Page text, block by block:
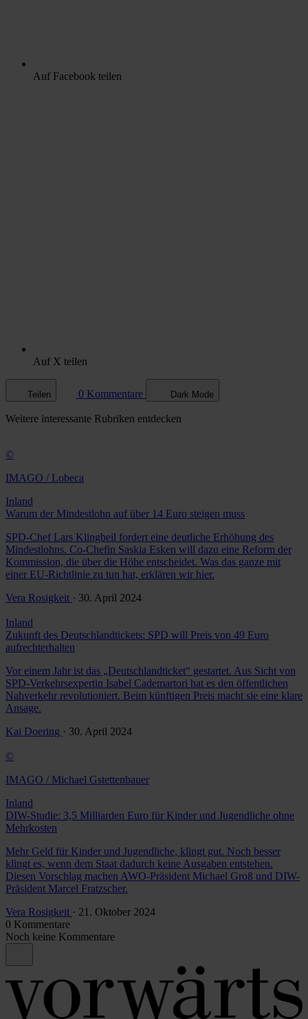
Auf Facebook teilen
Auf X teilen
Teilen 0 Kommentare Dark Mode
Weitere interessante Rubriken entdecken
©
IMAGO / Lobeca
Inland
Warum der Mindestlohn auf über 14 Euro steigen muss
SPD-Chef Lars Klingbeil fordert eine deutliche Erhöhung des
Mindestlohns. Co-Chefin Saskia Esken will dazu eine Reform der
Kommission, die über die Höhe entscheidet. Was das ganze mit
einer EU-Richtlinie zu tun hat, erklären wir hier.
Vera Rosigkeit · 30. April 2024
Inland
Zukunft des Deutschlandtickets: SPD will Preis von 49 Euro
aufrechterhalten
Vor einem Jahr ist das „Deutschlandticket“ gestartet. Aus Sicht von
SPD-Verkehrsexpertin Isabel Cademartori hat es den öffentlichen
Nahverkehr revolutioniert. Beim künftigen Preis macht sie eine klare
Ansage.
Kai Doering · 30. April 2024
©
IMAGO / Michael Gstettenbauer
Inland
DIW-Studie: 3,5 Milliarden Euro für Kinder und Jugendliche ohne
Mehrkosten
Mehr Geld für Kinder und Jugendliche, klingt gut. Noch besser
klingt es, wenn dem Staat dadurch keine Ausgaben entstehen.
Diesen Vorschlag machen AWO-Präsident Michael Groß und DIW-
Präsident Marcel Fratzscher.
Vera Rosigkeit · 21. Oktober 2024
0 Kommentare
Noch keine Kommentare